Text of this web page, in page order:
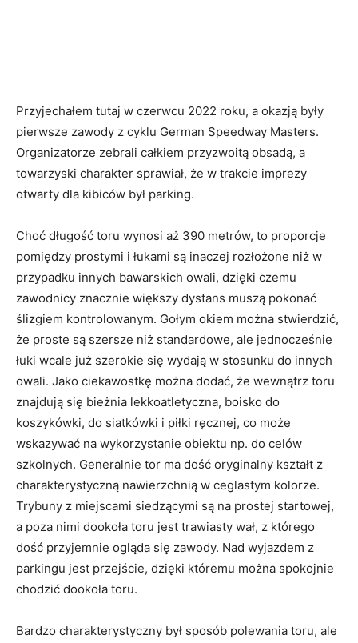
Przyjechałem tutaj w czerwcu 2022 roku, a okazją były
pierwsze zawody z cyklu German Speedway Masters.
Organizatorze zebrali całkiem przyzwoitą obsadą, a
towarzyski charakter sprawiał, że w trakcie imprezy
otwarty dla kibiców był parking.
Choć długość toru wynosi aż 390 metrów, to proporcje
pomiędzy prostymi i łukami są inaczej rozłożone niż w
przypadku innych bawarskich owali, dzięki czemu
zawodnicy znacznie większy dystans muszą pokonać
ślizgiem kontrolowanym. Gołym okiem można stwierdzić,
że proste są szersze niż standardowe, ale jednocześnie
łuki wcale już szerokie się wydają w stosunku do innych
owali. Jako ciekawostkę można dodać, że wewnątrz toru
znajdują się bieżnia lekkoatletyczna, boisko do
koszykówki, do siatkówki i piłki ręcznej, co może
wskazywać na wykorzystanie obiektu np. do celów
szkolnych. Generalnie tor ma dość oryginalny kształt z
charakterystyczną nawierzchnią w ceglastym kolorze.
Trybuny z miejscami siedzącymi są na prostej startowej,
a poza nimi dookoła toru jest trawiasty wał, z którego
dość przyjemnie ogląda się zawody. Nad wyjazdem z
parkingu jest przejście, dzięki któremu można spokojnie
chodzić dookoła toru.
Bardzo charakterystyczny był sposób polewania toru, ale